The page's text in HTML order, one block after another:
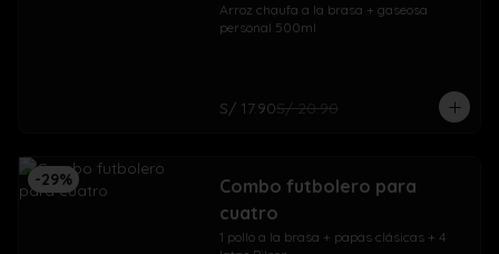
Arroz chaufa a la brasa + gaseosa
personal 500ml
S/ 17.90S/ 20.90
-29%
Combo futbolero para
cuatro
1 pollo a la brasa + papas clásicas + 4